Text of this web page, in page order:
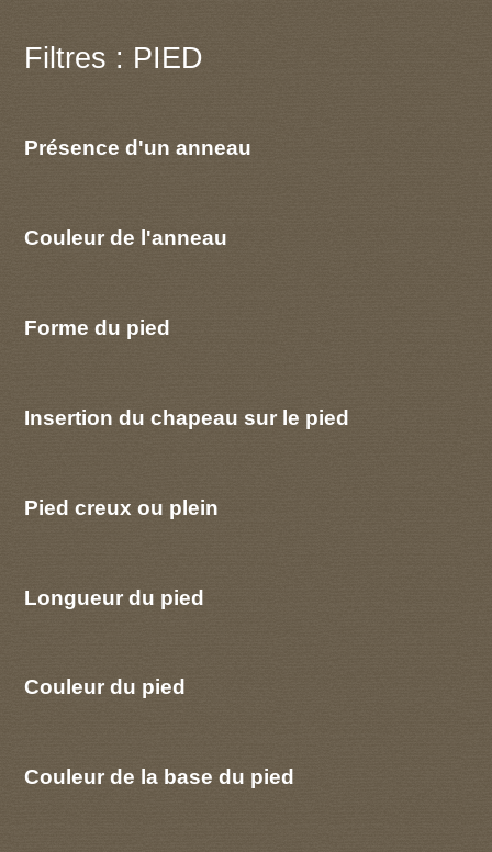
Filtres : PIED
Présence d'un anneau
Couleur de l'anneau
Forme du pied
Insertion du chapeau sur le pied
Pied creux ou plein
Longueur du pied
Couleur du pied
Couleur de la base du pied